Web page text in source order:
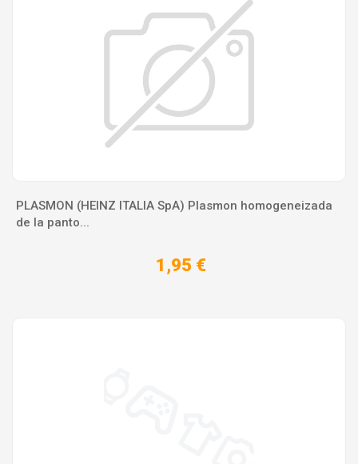
PLASMON (HEINZ ITALIA SpA) Plasmon homogeneizada
de la panto...
1,95 €